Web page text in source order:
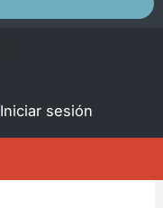
Iniciar sesión